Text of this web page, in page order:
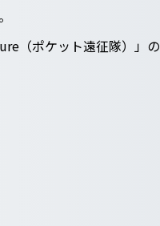
（ポケット遠征隊）」の